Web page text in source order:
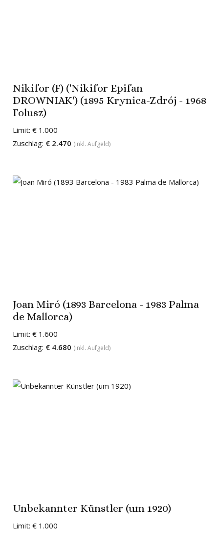
Nikifor (F) ('Nikifor Epifan
DROWNIAK') (1895 Krynica-Zdrój - 1968
Folusz)
Limit: € 1.000
Zuschlag: € 2.470 (inkl. Aufgeld)
Joan Miró (1893 Barcelona - 1983 Palma
de Mallorca)
Limit: € 1.600
Zuschlag: € 4.680 (inkl. Aufgeld)
Unbekannter Künstler (um 1920)
Limit: € 1.000